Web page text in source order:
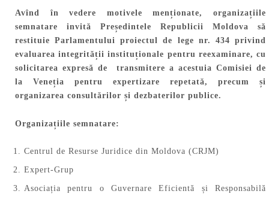
Avînd în vedere motivele menționate, organizațiile
semnatare invită Președintele Republicii Moldova să
restituie Parlamentului proiectul de lege nr. 434 privind
evaluarea integrității instituționale pentru reexaminare, cu
solicitarea expresă de transmitere a acestuia Comisiei de
la Veneția pentru expertizare repetată, precum și
organizarea consultărilor și dezbaterilor publice.
Organizațiile semnatare:
Centrul de Resurse Juridice din Moldova (CRJM)
Expert-Grup
Asociația pentru o Guvernare Eficientă și Responsabilă